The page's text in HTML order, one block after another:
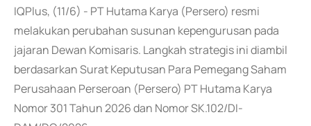
IQPlus, (11/6) - PT Hutama Karya (Persero) resmi
melakukan perubahan susunan kepengurusan pada
jajaran Dewan Komisaris. Langkah strategis ini diambil
berdasarkan Surat Keputusan Para Pemegang Saham
Perusahaan Perseroan (Persero) PT Hutama Karya
Nomor 301 Tahun 2026 dan Nomor SK.102/DI-